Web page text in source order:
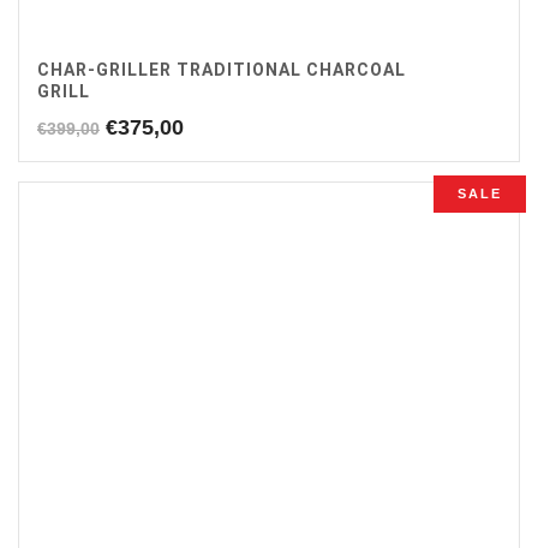
CHAR-GRILLER TRADITIONAL CHARCOAL
GRILL
€399,00 Oorspronkelijke
was:
€375,00Huidige
is:
SALE